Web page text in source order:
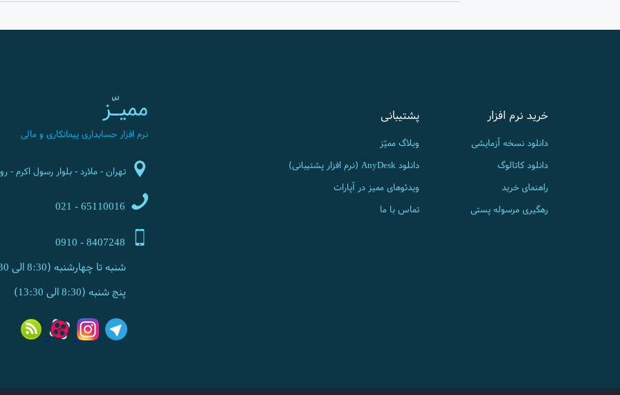
خرید نرم افزار
دانلود نسخه آزمایشی
دانلود کاتالوگ
راهنمای خرید
رهگیری مرسوله پستی
پشتیبانی
وبلاگ ممیّز
دانلود AnyDesk (نرم افزار پشتیبانی)
ویدئوهای ممیز در آپارات
تماس با ما
ممیـّز
نرم افزار حسابداری پیمانکاری و مالی
تهران - ملارد - بلوار رسول اکرم -
شنبه تا چهارشنبه (8:30 الی 17:30)
پنج شنبه (8:30 الی 13:30)